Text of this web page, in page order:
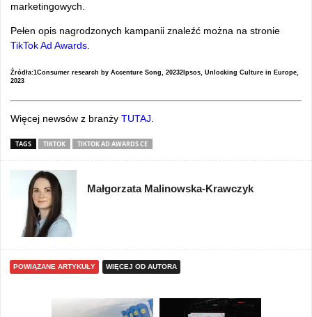
marketingowych.
Pełen opis nagrodzonych kampanii znaleźć można na stronie
TikTok Ad Awards.
Źródła:1Consumer research by Accenture Song, 20232Ipsos, Unlocking Culture in Europe,
2023
Więcej newsów z branży TUTAJ
TAGS TIKTOK TIKTOK AD AWARDS CE
Małgorzata Malinowska-Krawczyk
POWIĄZANE ARTYKUŁY WIĘCEJ OD AUTORA